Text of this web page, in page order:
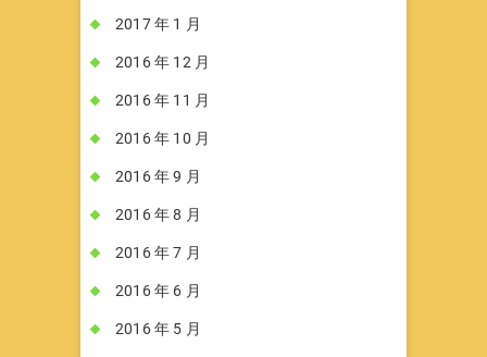
2017 年 1 月
2016 年 12 月
2016 年 11 月
2016 年 10 月
2016 年 9 月
2016 年 8 月
2016 年 7 月
2016 年 6 月
2016 年 5 月